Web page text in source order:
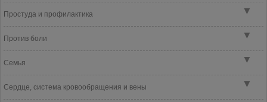
▼
Простуда и профилактика
▼
Против боли
▼
Семья
▼
Сердце, система кровообращения и вены